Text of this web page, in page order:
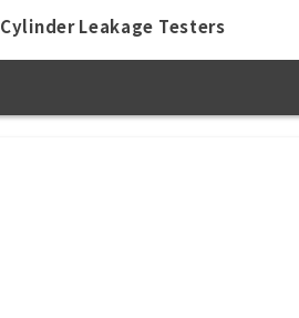
Cylinder Leakage Testers